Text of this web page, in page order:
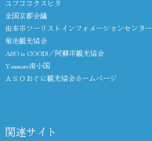
ユフココクスヒタ
全国京都会議
由布市ツーリストインフォメーションセンター
菊池観光協会
ASO is GOOD!／阿蘇市観光協会
Youmore南小国
ＡＳＯおぐに観光協会ホームページ
関連サイト